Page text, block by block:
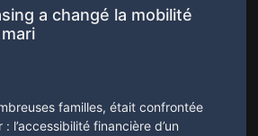
a changé la mobilité
familles, était confrontée
l’accessibilité financière d’un